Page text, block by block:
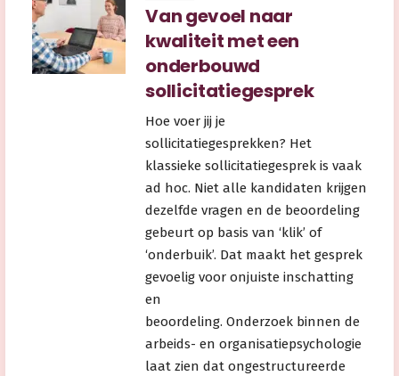
Van gevoel naar
kwaliteit met een
onderbouwd
sollicitatiegesprek
Hoe voer jij je
sollicitatiegesprekken? Het
klassieke sollicitatiegesprek is vaak
ad hoc. Niet alle kandidaten krijgen
dezelfde vragen en de beoordeling
gebeurt op basis van ‘klik’ of
‘onderbuik’. Dat maakt het gesprek
gevoelig voor onjuiste inschatting
en
beoordeling. Onderzoek binnen de
arbeids- en organisatiepsychologie
laat zien dat ongestructureerde